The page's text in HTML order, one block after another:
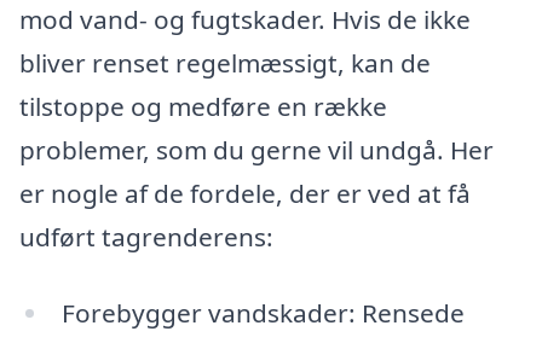
mod vand- og fugtskader. Hvis de ikke
bliver renset regelmæssigt, kan de
tilstoppe og medføre en række
problemer, som du gerne vil undgå. Her
er nogle af de fordele, der er ved at få
udført tagrenderens:
Forebygger vandskader: Rensede